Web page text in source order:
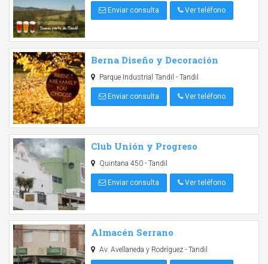
Enviar consulta Ver teléfono
Berna Diseño y Decoración
Parque Industrial Tandil - Tandil
Enviar consulta Ver teléfono
Club Unión y Progreso
Quintana 450 - Tandil
Enviar consulta Ver teléfono
Almacén Serrano
Av. Avellaneda y Rodríguez - Tandil